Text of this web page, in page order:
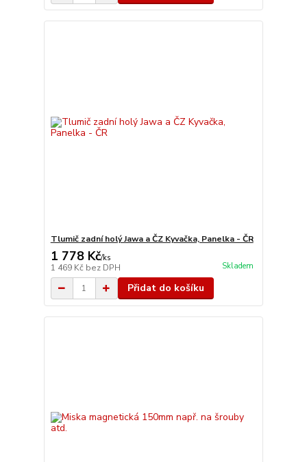
Tlumič zadní holý Jawa a ČZ Kyvačka, Panelka - ČR
1 778 Kč/ks
1 469 Kč bez DPH Skladem
Přidat do košíku